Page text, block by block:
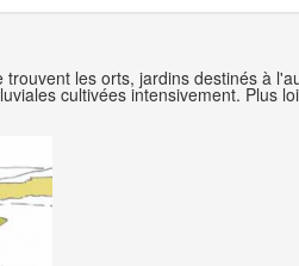
trouvent les orts, jardins destinés à
cultivées intensivement. Plus